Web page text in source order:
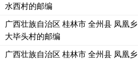
水西村的邮编
广西壮族自治区 桂林市 全州县 凤凰乡
大毕头村的邮编
广西壮族自治区 桂林市 全州县 凤凰乡